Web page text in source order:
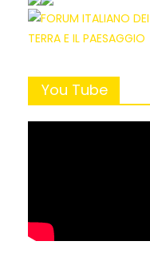
You Tube